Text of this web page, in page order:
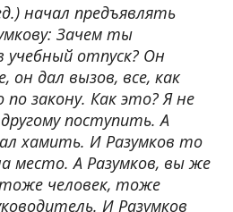
начал предъявлять
Зачем ты
учебный отпуск? Он
он дал вызов, все, как
закону. Как это? Я не
поступить. А
хамить. И Разумков то
место. А Разумков, вы же
человек, тоже
И Разумков